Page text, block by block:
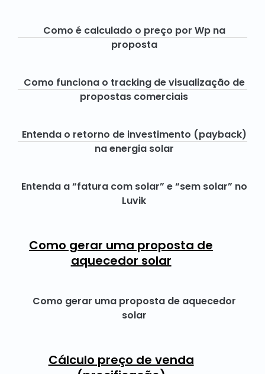
Como é calculado o preço por Wp na
proposta
Como funciona o tracking de visualização de
propostas comerciais
Entenda o retorno de investimento (payback)
na energia solar
Entenda a “fatura com solar” e “sem solar” no
Luvik
Como gerar uma proposta de
aquecedor solar
Como gerar uma proposta de aquecedor
solar
Cálculo preço de venda